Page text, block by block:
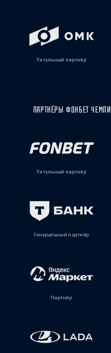
Титульный партнёр
ПАРТНЁРЫ ФОНБЕТ
Титульный партнёр
Генеральный партнёр
Партнёр